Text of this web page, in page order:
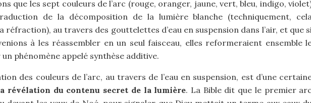
que les sept couleurs de l’arc (rouge, oranger, jaune, vert, bleu, indigo,
de la décomposition de la lumière blanche (techniquement,
réfraction), au travers des gouttelettes d’eau en suspension dans l’air, et que
à les réassembler en un seul faisceau, elles reformeraient ensemble
phénomène appelé synthèse additive.
des couleurs de l’arc, au travers de l’eau en suspension, est d’une
révélation du contenu secret de la lumière. La Bible dit que le premier